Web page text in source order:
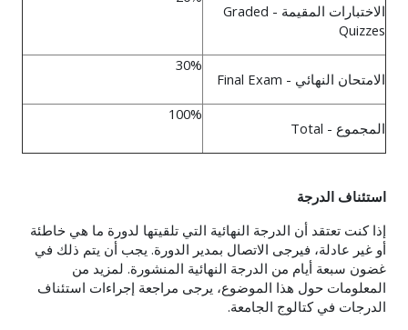
الاختبارات المقيمة
- Graded
Quizzes
الامتحان النهائي - Final Exam
30%
المجموع - Total
100%
استئناف الدرجة
إذا كنت تعتقد أن الدرجة النهائية التي تلقيتها لدورة ما هي خاطئة
أو غير عادلة، فيرجى الاتصال بمدير الدورة. يجب أن يتم ذلك في
غضون سبعة أيام من الدرجة النهائية المنشورة. لمزيد من
المعلومات حول هذا الموضوع، يرجى مراجعة إجراءات استئناف
الدرجات في كتالوج الجامعة.